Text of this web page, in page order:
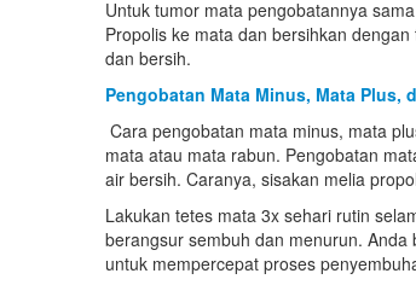
Untuk tumor mata pengobatannya
Propolis ke mata dan bersihkan
dan bersih.
Pengobatan Mata Minus, Mata Plus,
Cara pengobatan mata minus, mata
mata atau mata rabun. Pengobatan
air bersih. Caranya, sisakan melia
Lakukan tetes mata 3x sehari rutin
berangsur sembuh dan menurun.
untuk mempercepat proses